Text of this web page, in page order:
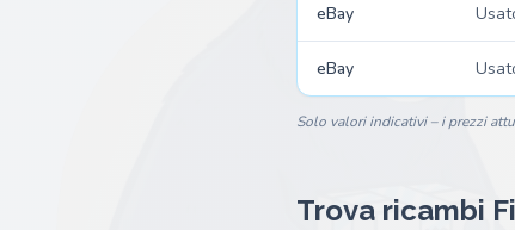
eBay
eBay
Solo valori indicativi – i prezzi
Trova ricambi